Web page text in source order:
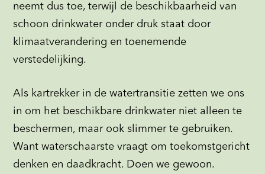
neemt dus toe, terwijl de beschikbaarheid van
schoon drinkwater onder druk staat door
klimaatverandering en toenemende
verstedelijking.
Als kartrekker in de watertransitie zetten we ons
in om het beschikbare drinkwater niet alleen te
beschermen, maar ook slimmer te gebruiken.
Want waterschaarste vraagt om toekomstgericht
denken en daadkracht. Doen we gewoon.